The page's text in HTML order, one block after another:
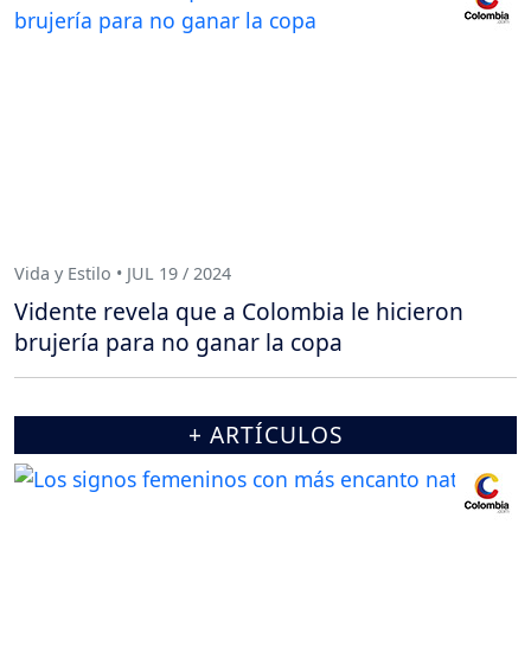
Vida y Estilo • JUL 19 / 2024
Vidente revela que a Colombia le hicieron
brujería para no ganar la copa
+ ARTÍCULOS